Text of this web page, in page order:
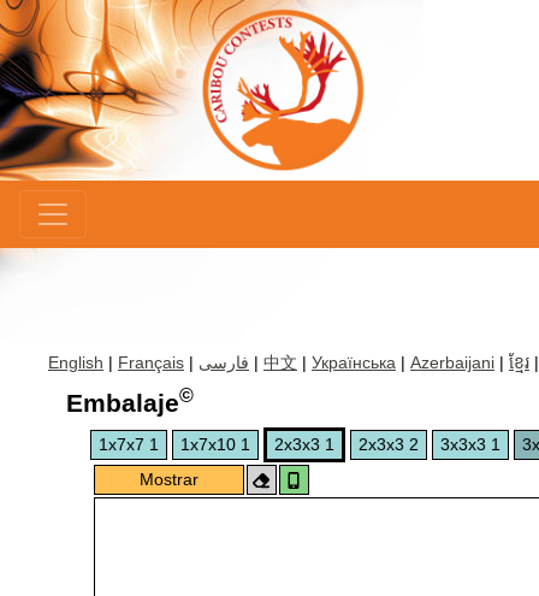
English | Français | فارسی | 中文 | Українська | Azerbaijani | ខ្មែរ
Embalaje©
1x7x7 1 1x7x10 1 2x3x3 1 2x3x3 2 3x3x3 1
Mostrar
instrucciones